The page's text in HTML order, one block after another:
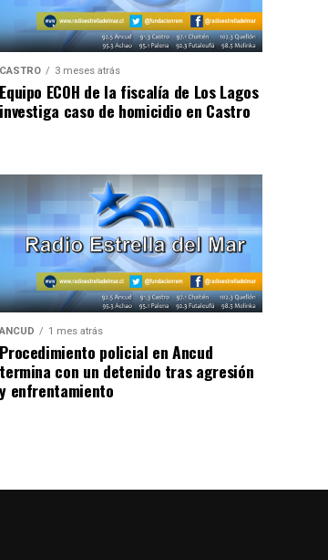
CASTRO 3 meses atrás
Equipo ECOH de la fiscalía de Los Lagos
investiga caso de homicidio en Castro
ANCUD 1 mes atrás
Procedimiento policial en Ancud
termina con un detenido tras agresión
y enfrentamiento